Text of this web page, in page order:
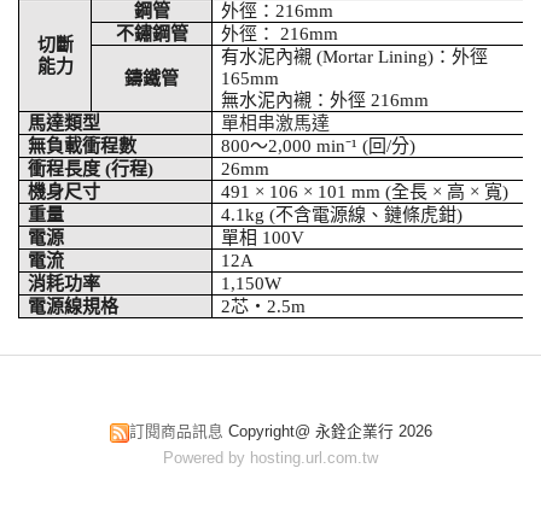
切斷
能力
鋼管 外徑： 216mm
不鏽鋼管
外徑： 216mm
鑄鐵管
有水泥內襯 (Mortar Lining) ：外徑
165mm
無水泥內襯：外徑 216mm
馬達類型
單相串激馬達
無負載衝程數
800～2,000 min⁻¹ ( 回/分)
衝程長度 (行程)
26mm
機身尺寸
491 × 106 × 101 mm (全長 ×高 × 寬)
重量
4.1kg (不含電源線、鏈條虎鉗)
電源
單相 100V
電流
12A
消耗功率
1,150W
電源線規格
2芯・ 2.5m
訂閱商品訊息 Copyright@ 永銓企業行 2026
Powered by hosting.url.com.tw